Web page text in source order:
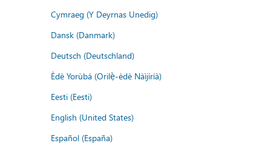
Cymraeg (Y Deyrnas Unedig)
Dansk (Danmark)
Deutsch (Deutschland)
Èdè Yorùbá (Orilẹ̀-èdè Nàìjíríà)
Eesti (Eesti)
English (United States)
Español (España)